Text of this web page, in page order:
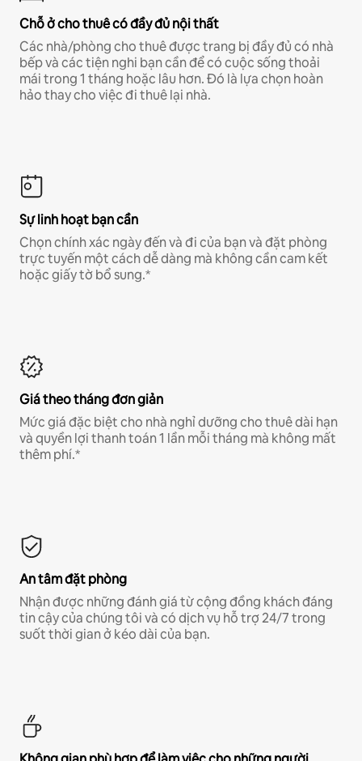
Chỗ ở cho thuê có đầy đủ nội thất
Các nhà/phòng cho thuê được trang bị đầy đủ có nhà
bếp và các tiện nghi bạn cần để có cuộc sống thoải
mái trong 1 tháng hoặc lâu hơn. Đó là lựa chọn hoàn
hảo thay cho việc đi thuê lại nhà.
Sự linh hoạt bạn cần
Chọn chính xác ngày đến và đi của bạn và đặt phòng
trực tuyến một cách dễ dàng mà không cần cam kết
hoặc giấy tờ bổ sung.*
Giá theo tháng đơn giản
Mức giá đặc biệt cho nhà nghỉ dưỡng cho thuê dài hạn
và quyền lợi thanh toán 1 lần mỗi tháng mà không mất
thêm phí.*
An tâm đặt phòng
Nhận được những đánh giá từ cộng đồng khách đáng
tin cậy của chúng tôi và có dịch vụ hỗ trợ 24/7 trong
suốt thời gian ở kéo dài của bạn.